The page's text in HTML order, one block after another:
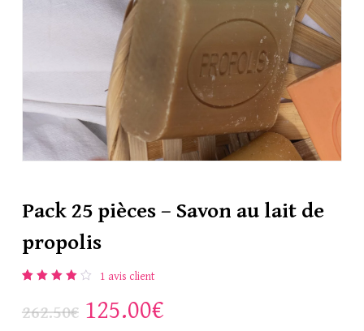
Pack 25 pièces – Savon au lait de
propolis
sur 5
1 avis client
262.50€ Le
125.00€Le
Nom*
E-mail *
e-mail et mon site dans le